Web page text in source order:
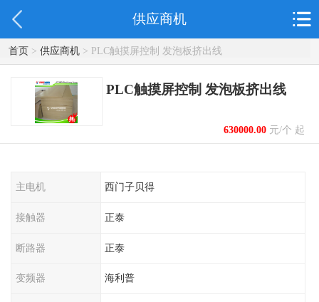
供应商机
首页> 供应商机> PLC触摸屏控制 发泡板挤出线
PLC触摸屏控制 发泡板挤出线
630000.00元/个 起
主电机 西门子贝得
接触器 正泰
断路器 正泰
变频器 海利普